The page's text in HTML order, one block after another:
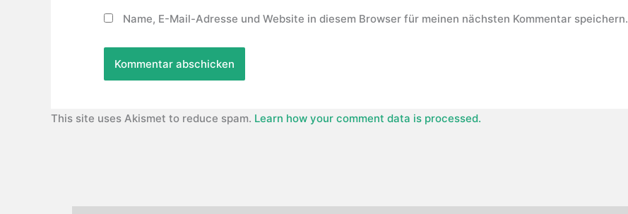
Name, E-Mail-Adresse und Website in diesem Browser für meinen nächsten Kommentar speichern.
This site uses Akismet to reduce spam. Learn how your comment data is processed.